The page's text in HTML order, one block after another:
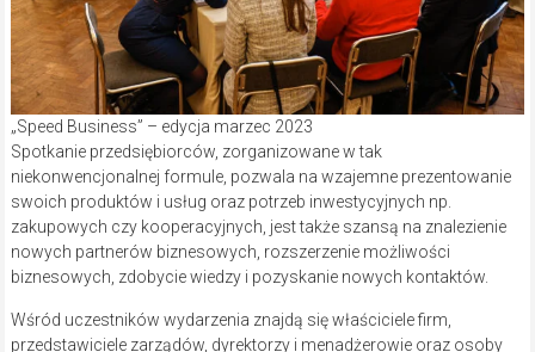
„Speed Business” – edycja marzec 2023
Spotkanie przedsiębiorców, zorganizowane w tak
niekonwencjonalnej formule, pozwala na wzajemne prezentowanie
swoich produktów i usług oraz potrzeb inwestycyjnych np.
zakupowych czy kooperacyjnych, jest także szansą na znalezienie
nowych partnerów biznesowych, rozszerzenie możliwości
biznesowych, zdobycie wiedzy i pozyskanie nowych kontaktów.
Wśród uczestników wydarzenia znajdą się właściciele firm,
przedstawiciele zarządów, dyrektorzy i menadżerowie oraz osoby